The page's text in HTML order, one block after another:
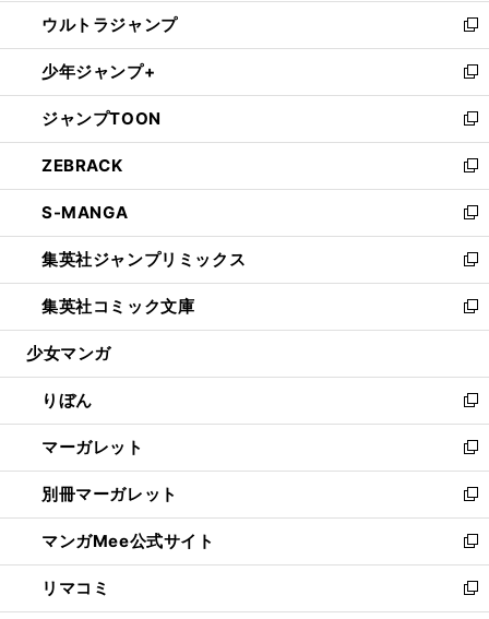
く
で
開
く
ド
ウ
で
開
く
ウ
ィ
ン
ド
ウ
で
開
く
し
い
ウ
ィ
ン
ド
ウ
で
開
く
ウルトラジャンプ
新
し
い
ウ
ィ
ン
ド
ウ
で
開
く
少年ジャンプ+
新
し
い
ウ
ィ
ン
ド
ウ
で
開
く
ジャンプTOON
新
し
い
ウ
ィ
ン
ド
ウ
で
開
ZEBRACK
新
し
い
ウ
ィ
ン
ド
ウ
開
く
S-MANGA
新
し
い
ウ
ィ
ン
ウ
で
開
く
集英社ジャンプリミックス
新
し
い
ウ
ン
ド
ウ
で
開
く
集英社コミック文庫
新
し
ウ
ィ
ン
ド
ウ
で
開
く
少女マンガ
りぼん
新
し
い
ウ
ィ
ン
ド
ウ
で
開
マーガレット
新
し
い
ウ
ィ
ン
ド
ウ
別冊マーガレット
新
し
い
ウ
ィ
ン
マンガMee公式サイト
新
し
い
ウ
リマコミ
新